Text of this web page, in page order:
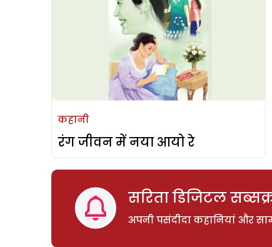
कहानी
रंग जीवन में नया आयो रे
सरिता डिजिटल
अपनी पसंदीदा कहानियां और